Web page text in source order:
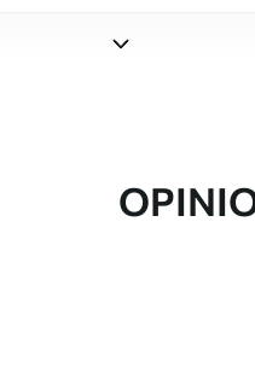
diseño Uwalls
bajo pedido y entregado en